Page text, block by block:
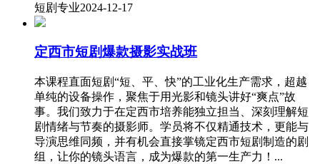
短剧专业2024-12-17
定西市短剧爆款摄影实战班
本课程直面短剧“短、平、快”的工业化生产需求，超越
单纯的设备操作，聚焦于用光影和镜头讲好“爽点”故
事。我们致力于在定西市培养能独立担当、深刻理解短
剧情绪与节奏的摄影师。学员将不仅精通技术，更能与
导演思维同频，并有机会直接掌镜定西市短剧制造的剧
组，让你的镜头语言，成为爆款的第一生产力！...